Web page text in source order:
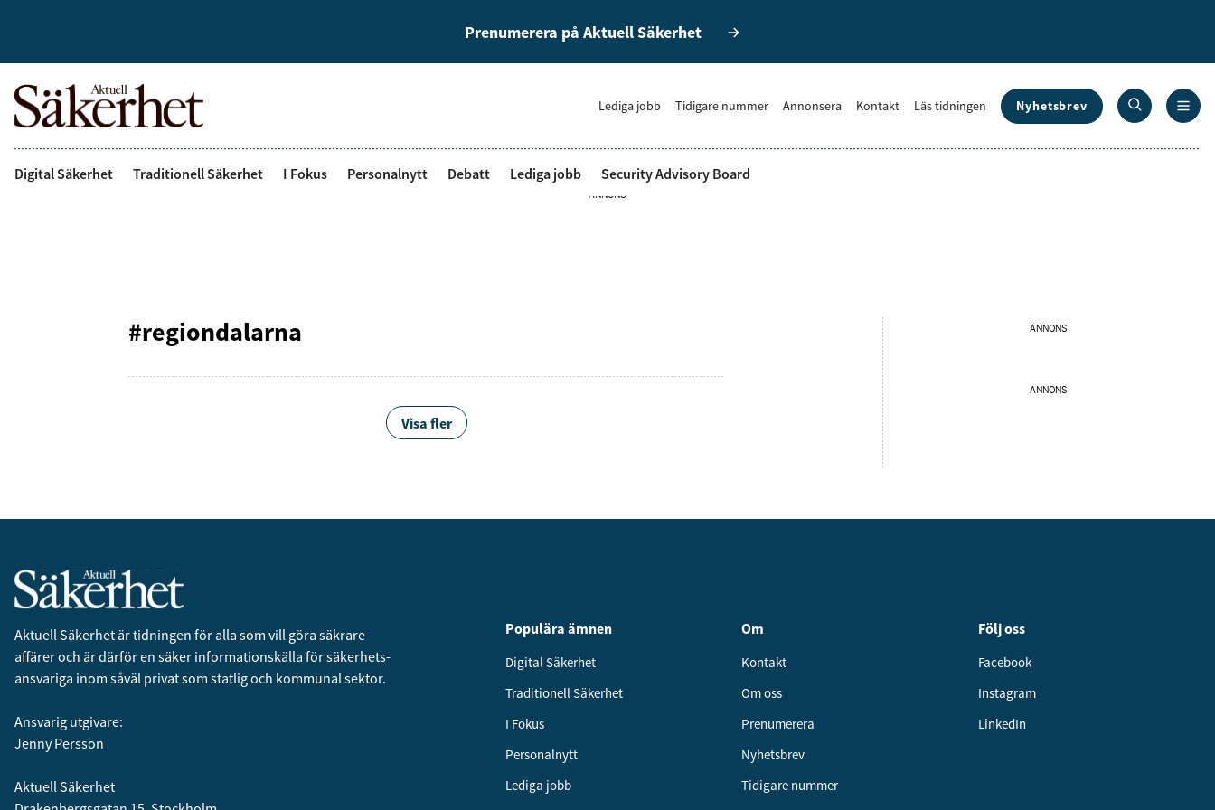
Prenumerera på Aktuell Säkerhet
Lediga jobb Tidigare nummer Annonsera Kontakt Läs tidningen Nyhetsbrev
Digital Säkerhet Traditionell Säkerhet I Fokus Personalnytt Debatt Lediga jobb Security Advisory Board
ANNONS
#regiondalarna
Visa fler
ANNONS
ANNONS
Aktuell Säkerhet är tidningen för alla som vill göra säkrare
affärer och är därför en säker informationskälla för säkerhets­
ansvariga inom såväl privat som statlig och kommunal sektor.
Ansvarig utgivare:
Jenny Persson
Aktuell Säkerhet
Populära ämnen
Digital Säkerhet
Traditionell Säkerhet
I Fokus
Personalnytt
Lediga jobb
Om
Kontakt
Om oss
Prenumerera
Nyhetsbrev
Tidigare nummer
Följ oss
Facebook
Instagram
LinkedIn